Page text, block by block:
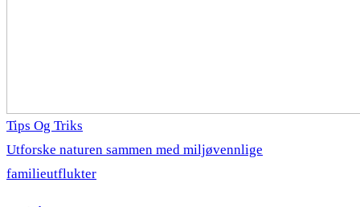
Tips Og Triks
Utforske naturen sammen med miljøvennlige
familieutflukter